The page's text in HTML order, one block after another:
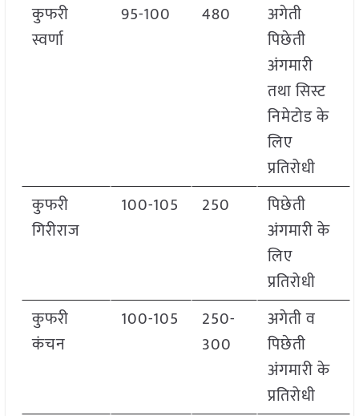
कुफरी
स्वर्णा
95-100 480
अगेती
पिछेती
अंगमारी
तथा सिस्ट
निमेटोड के
लिए
प्रतिरोधी
कुफरी
गिरीराज
100-105 250
पिछेती
अंगमारी के
लिए
प्रतिरोधी
कुफरी
कंचन
100-105
250-
300
अगेती व
पिछेती
अंगमारी के
प्रतिरोधी